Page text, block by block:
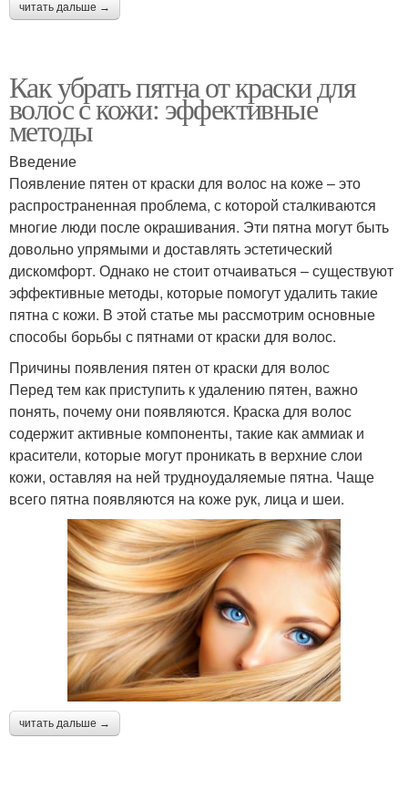
читать дальше →
Как убрать пятна от краски для
волос с кожи: эффективные
методы
Введение
Появление пятен от краски для волос на коже – это
распространенная проблема, с которой сталкиваются
многие люди после окрашивания. Эти пятна могут быть
довольно упрямыми и доставлять эстетический
дискомфорт. Однако не стоит отчаиваться – существуют
эффективные методы, которые помогут удалить такие
пятна с кожи. В этой статье мы рассмотрим основные
способы борьбы с пятнами от краски для волос.
Причины появления пятен от краски для волос
Перед тем как приступить к удалению пятен, важно
понять, почему они появляются. Краска для волос
содержит активные компоненты, такие как аммиак и
красители, которые могут проникать в верхние слои
кожи, оставляя на ней трудноудаляемые пятна. Чаще
всего пятна появляются на коже рук, лица и шеи.
читать дальше →